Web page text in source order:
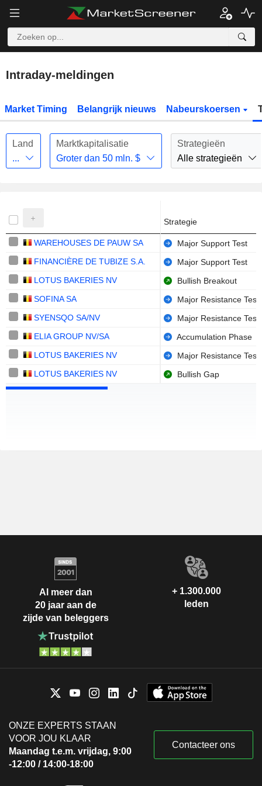
Intraday-meldingen
Market Timing Belangrijk nieuws Nabeurskoersen
Land
...
Marktkapitalisatie
Groter dan 50 mln. $
Strategieën
Alle strategieën
Strategie
WAREHOUSES DE PAUW SA
Major Support Test
FINANCIÈRE DE TUBIZE S.A.
Major Support Test
LOTUS BAKERIES NV
Bullish Breakout
SOFINA SA
Major Resistance Test
SYENSQO SA/NV
Major Resistance Test
ELIA GROUP NV/SA
Accumulation Phase
LOTUS BAKERIES NV
Major Resistance Test
LOTUS BAKERIES NV
Bullish Gap
Al meer dan
20 jaar aan de
zijde van beleggers
+ 1.300.000
leden
ONZE EXPERTS STAAN
VOOR JOU KLAAR
Maandag t.e.m. vrijdag, 9:00
-12:00 / 14:00-18:00
Contacteer ons